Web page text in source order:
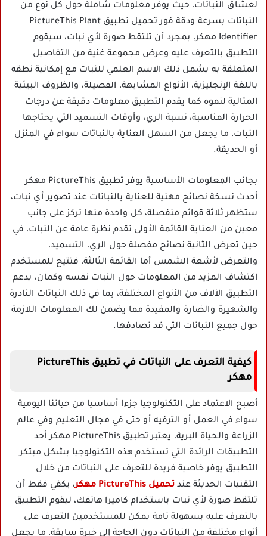
لعشاق النباتات، حيث يوفر معلومات شاملة حول كل نوع من
النباتات بسرعة ودقة فور تحميل تطبيق PictureThis Plant
Identifier مهكر، بمجرد أن تلتقط صورة لأي نبات، سيقوم
التطبيق بالتعرف عليه وعرض مجموعة غنية من التفاصيل
المتعلقة به يشمل ذلك الاسم العلمي للنبات مع إمكانية نطقه
باللغة الإنجليزية، الأنواع المشابهة، الفصيلة، والظروف البيئية
المثالية لنموه كما يقدم التطبيق معلومات دقيقة عن درجات
الحرارة المناسبة، نسبة الري، وأوقات التسميد التي يحتاجها
النبات، ما يجعل من السهل العناية بالنباتات سواء في المنزل
أو الحديقة.
بجانب المعلومات الأساسية يوفر تطبيق PictureThis مهكر
أحدث نسخة نصائح مهنية للعناية بالنباتات عند تصوير أي نبات،
ستظهر ثلاثة قوائم منفصلة، كل واحدة منها تركز على جانب
معين من العناية القائمة الأولى تقدم نظرة عامة عن النبات، في
حين تعرض الثانية نصائح مفصلة حول الري، التسميد،
والتعرض لأشعة الشمس أما القائمة الثالثة، فتتيح للمستخدم
اكتشاف المزيد من المعلومات حول النبات نفسه وكمان، يدعم
التطبيق الآلاف من الأنواع المختلفة، بما في ذلك النباتات النادرة
والشهيرة والضارة والمفيدة مما يضمن لك المعلومات اللازمة
حول جميع النباتات التي قد تصادفها.
كيفية التعرف على النباتات في تطبيق PictureThis
مهكر
أصبح الاعتماد على التكنولوجيا جزءا أساسيا من حياتنا اليومية
سواء في العمل أو الترفيه أو حتى في مجال التعليم وفي عالم
الزراعة والحياة البرية، يعتبر تطبيق PictureThis مهكر أحد
التطبيقات الرائدة التي تستخدم هذه التكنولوجيا بشكل مبتكر
التطبيق يوفر خاصية فريدة للتعرف على النباتات من خلال
التقنيات الحديثة عند تحميل PictureThis مهكر
، يكفي فقط أن
تلتقط صورة لأي نبات باستخدام كاميرا هاتفك، ليقوم التطبيق
بالتعرف عليه بسهولة تامة يمكن للمستخدمين التعرف على
أنواع مختلفة من النباتات دون الحاجة إلى خبرة سابقة، ما يجعل